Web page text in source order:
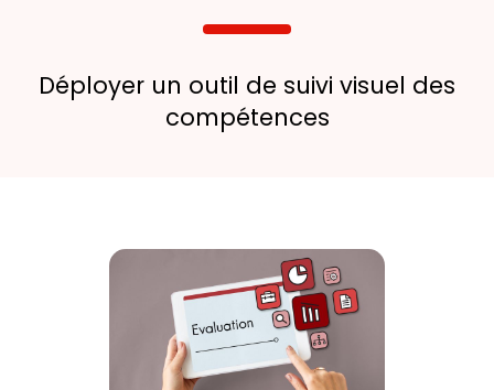
Déployer un outil de suivi visuel des
compétences